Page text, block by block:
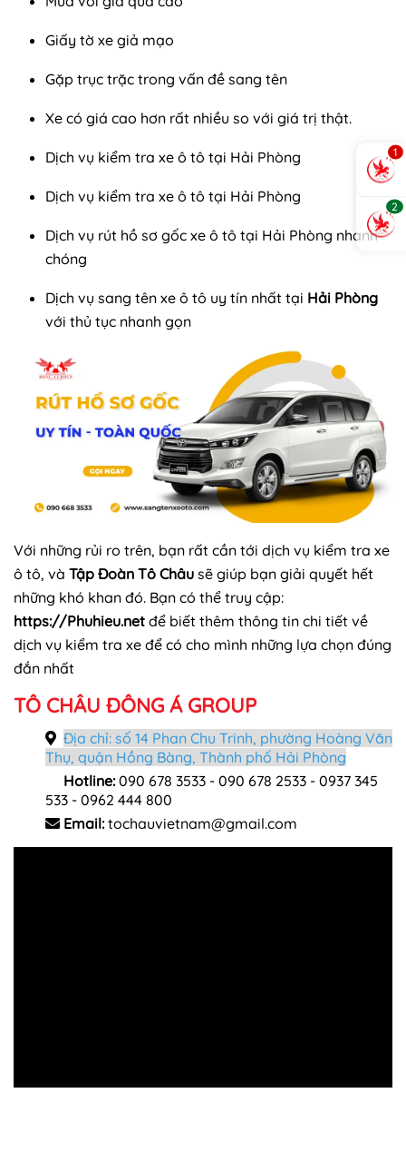
Giấy tờ xe giả mạo
Gặp trục trặc trong vấn đề sang tên
Xe có giá cao hơn rất nhiều so với giá trị thật.
Dịch vụ kiểm tra xe ô tô tại Hải Phòng
Dịch vụ kiểm tra xe ô tô tại Hải Phòng
Dịch vụ rút hồ sơ gốc xe ô tô tại Hải Phòng nhanh
chóng
Dịch vụ sang tên xe ô tô uy tín nhất tại Hải Phòng
với thủ tục nhanh gọn
Với những rủi ro trên, bạn rất cần tới dịch vụ kiểm tra xe
ô tô, và Tập Đoàn Tô Châu sẽ giúp bạn giải quyết hết
những khó khan đó. Bạn có thể truy cập:
https://Phuhieu.net để biết thêm thông tin chi tiết về
dịch vụ kiểm tra xe để có cho mình những lựa chọn đúng
đắn nhất
TÔ CHÂU ĐÔNG Á GROUP
Địa chỉ: số 14 Phan Chu Trinh, phường Hoàng Văn
Thụ, quận Hồng Bàng, Thành phố Hải Phòng
Hotline:090 678 3533 - 090 678 2533 - 0937 345
533 - 0962 444 800
Email:tochauvietnam@gmail.com
1
2